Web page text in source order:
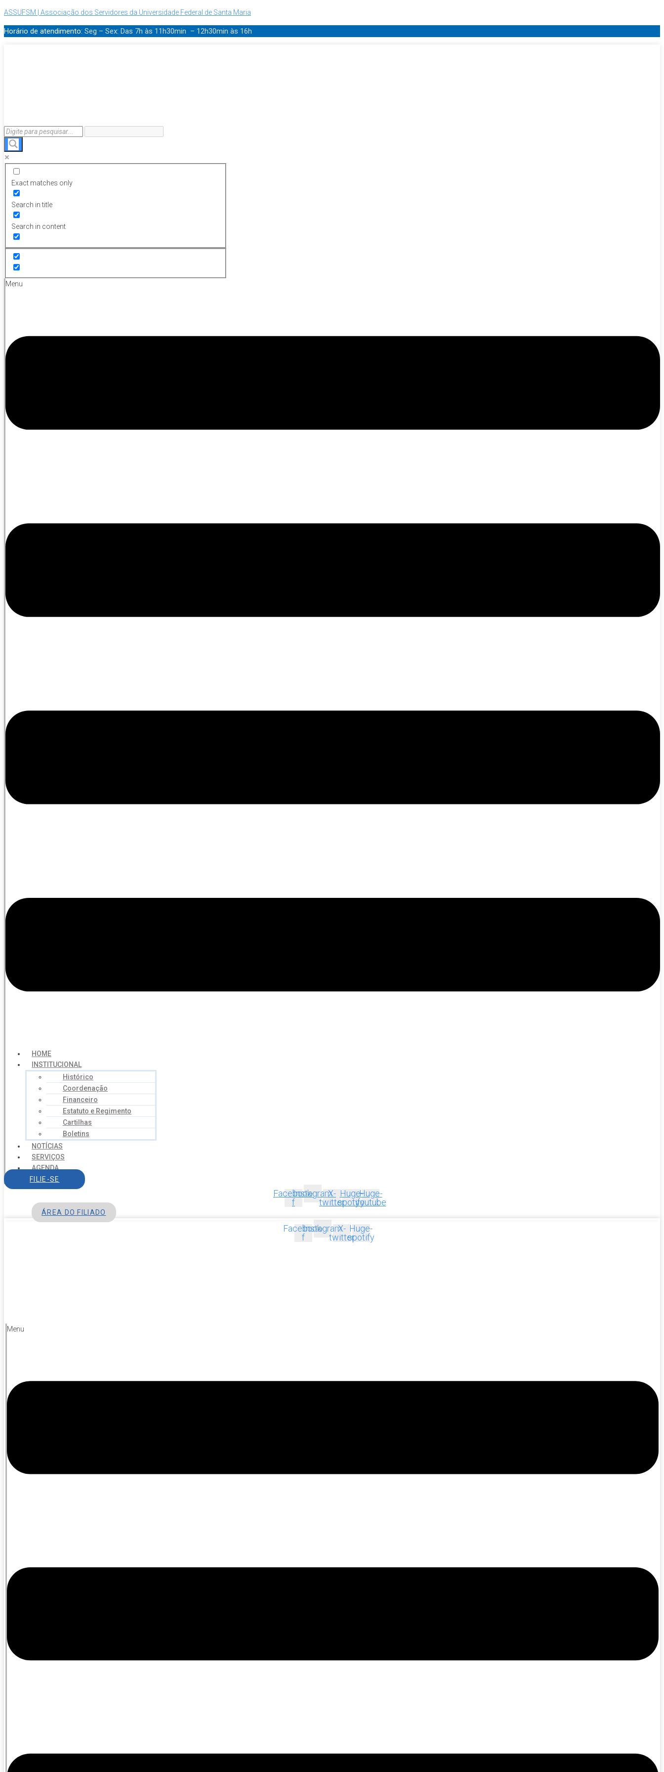
ASSUFSM | Associação dos Servidores da Universidade Federal de Santa Maria
Horário de atendimento: Seg – Sex: Das 7h às 11h30min – 12h30min às 16h
Exact matches only
Search in title
Search in content
Menu
HOME
INSTITUCIONAL
Histórico
Coordenação
Financeiro
Estatuto e Regimento
Cartilhas
Boletins
NOTÍCIAS
SERVIÇOS
AGENDA
CONTATO
FILIE-SE
Facebook-
f
InstagramX-
twitter
Huge-
spotify
Huge-
youtube
ÁREA DO FILIADO
Facebook-
f
InstagramX-
twitter
Huge-
spotify
Menu